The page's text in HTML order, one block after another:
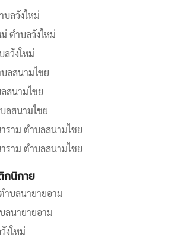
ลวังใหม่
ตำบลวังใหม่
ลวังใหม่
ลสนามไชย
สนามไชย
ลสนามไชย
ราม ตำบลสนามไชย
ราม ตำบลสนามไชย
กนิกาย
บลนายายอาม
ลนายายอาม
งใหม่